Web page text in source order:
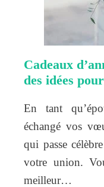
Cadeaux
des idées
En tant
échangé vos
qui passe
votre union.
meilleur…